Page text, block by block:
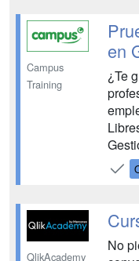
Campus
Training
en
¿Te
QlikAcademy
No